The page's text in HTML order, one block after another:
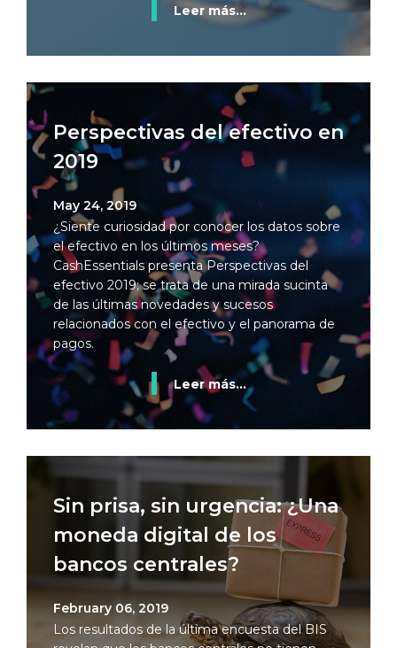
Leer más...
Perspectivas del efectivo en
2019
May 24, 2019
¿Siente curiosidad por conocer los datos sobre
el efectivo en los últimos meses?
CashEssentials presenta Perspectivas del
efectivo 2019; se trata de una mirada sucinta
de las últimas novedades y sucesos
relacionados con el efectivo y el panorama de
pagos.
Leer más...
Sin prisa, sin urgencia: ¿Una
moneda digital de los
bancos centrales?
February 06, 2019
Los resultados de la última encuesta del BIS